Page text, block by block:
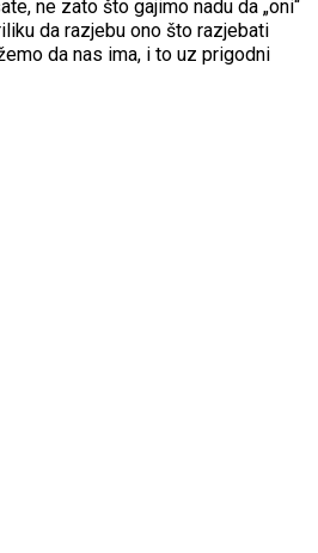
ne zato što gajimo nadu da „oni“
da razjebu ono što razjebati
da nas ima, i to uz prigodni